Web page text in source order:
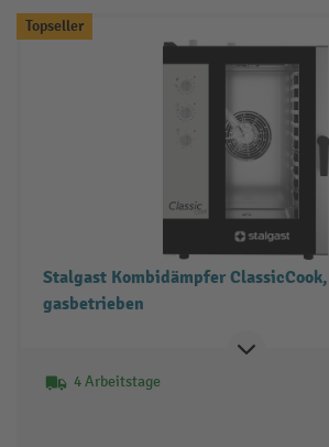
Topseller
Stalgast Kombidämpfer ClassicCook, 11 x GN1/1,
gasbetrieben
4 Arbeitstage